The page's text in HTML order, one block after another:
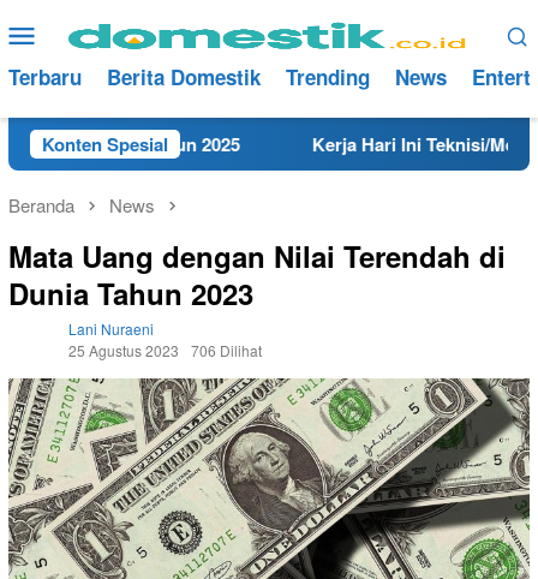
ke
konten
Menu
Mobile
Terbaru Berita Domestik Trending News
Konten Spesial
Tahun 2025 Kerja Hari Ini Teknisi/Mekanik
Beranda News
Mata Uang dengan Nilai Terendah di
Dunia Tahun 2023
Lani Nuraeni
25 Agustus 2023
706 Dilihat